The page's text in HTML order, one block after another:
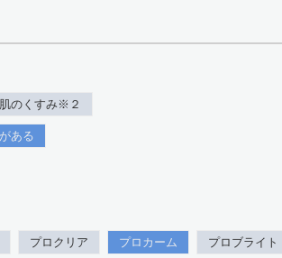
肌のくすみ※２
ある
プロクリア プロカーム プロブライト